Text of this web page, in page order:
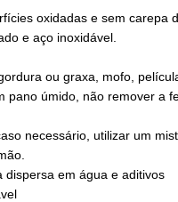
oxidadas e sem
e aço inoxidável.
ou graxa, mofo,
pano úmido, não remover a
necessário, utilizar um
dispersa em água e aditivos